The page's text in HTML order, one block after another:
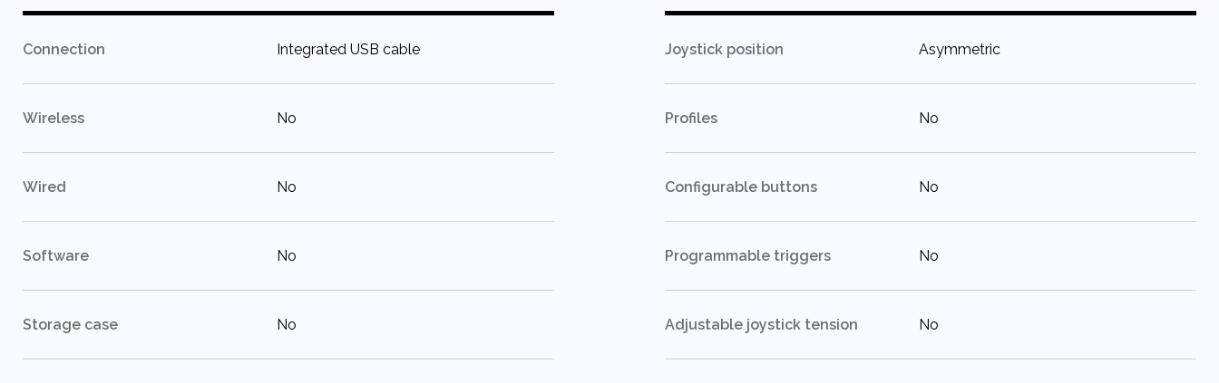
Connection :Integrated USB cable
Wireless :No
Wired :No
Software :No
Storage case :No
Joystick position :Asymmetric
Profiles :No
Configurable buttons :No
Programmable triggers :No
Adjustable joystick tension :No